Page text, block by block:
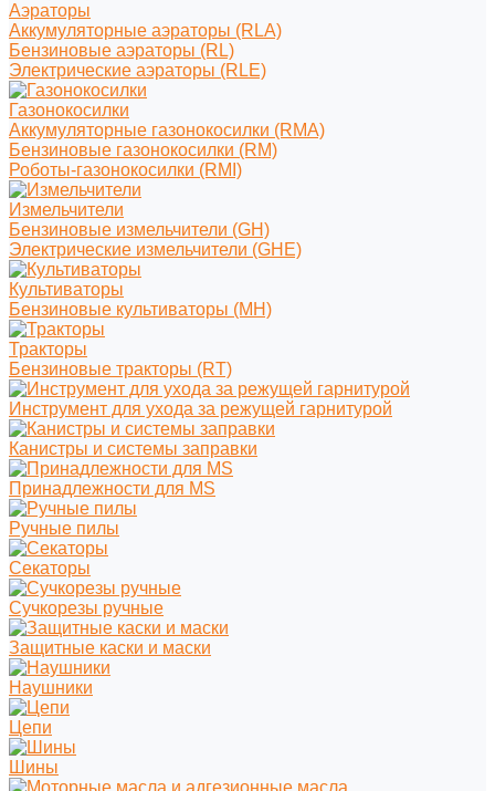
Аэраторы
Аккумуляторные аэраторы (RLA)
Бензиновые аэраторы (RL)
Электрические аэраторы (RLE)
Газонокосилки
Аккумуляторные газонокосилки (RMA)
Бензиновые газонокосилки (RM)
Роботы-газонокосилки (RMI)
Измельчители
Бензиновые измельчители (GH)
Электрические измельчители (GHE)
Культиваторы
Бензиновые культиваторы (MH)
Тракторы
Бензиновые тракторы (RT)
Инструмент для ухода за режущей гарнитурой
Канистры и системы заправки
Принадлежности для MS
Ручные пилы
Секаторы
Сучкорезы ручные
Защитные каски и маски
Наушники
Цепи
Шины